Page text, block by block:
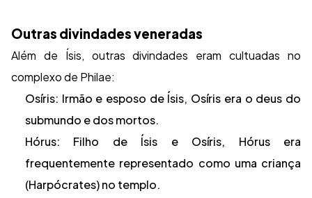
Outras divindades veneradas
Além de Ísis, outras divindades eram cultuadas no
complexo de Philae:
Osíris: Irmão e esposo de Ísis, Osíris era o deus do
submundo e dos mortos.
Hórus: Filho de Ísis e Osíris, Hórus era
frequentemente representado como uma criança
(Harpócrates) no templo.